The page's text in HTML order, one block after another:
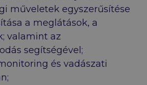
műveletek egyszerűsítése
a meglátások, a
valamint az
segítségével;
és vadászati